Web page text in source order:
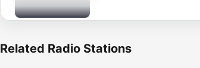
Related Radio Stations